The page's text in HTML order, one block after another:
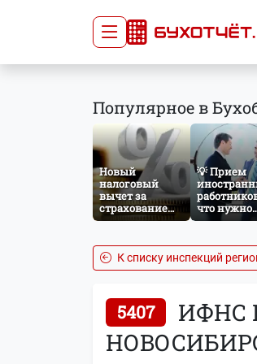
Главная
Сдать отчёт
Тарифы
Оплата
Популярное в
Новый
налоговый
вычет за
страхование
жизни: что
сентября 2026
года
💡 Прием
что нужно
знать
кадровику
К списку инспекций
5407
ИФНС